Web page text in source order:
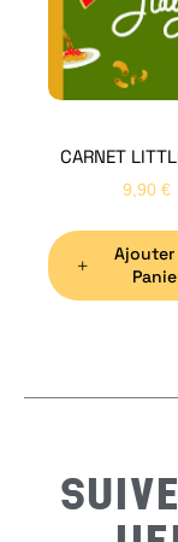
CARNET
9,90 €
Ajouter